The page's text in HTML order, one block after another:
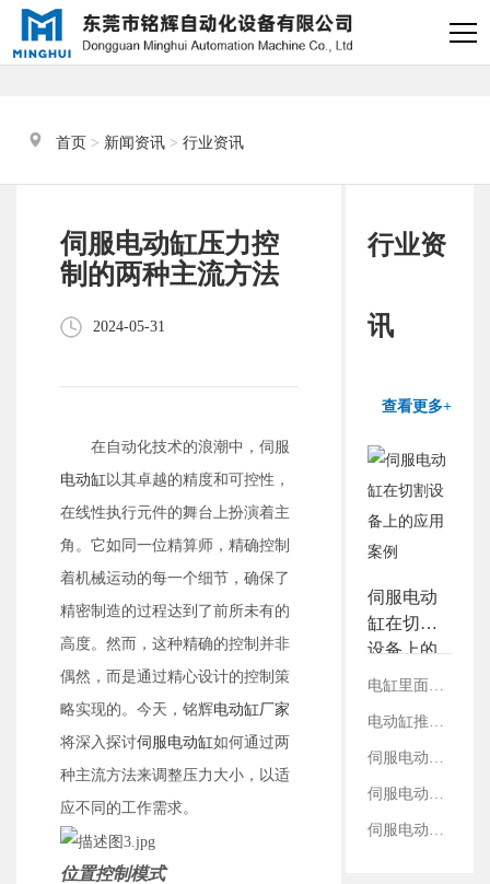
首页 > 新闻资讯 > 行业资讯
伺服电动缸压力控
制的两种主流方法
2024-05-31
在自动化技术的浪潮中，伺服
电动缸以其卓越的精度和可控性，
在线性执行元件的舞台上扮演着主
角。它如同一位精算师，精确控制
着机械运动的每一个细节，确保了
精密制造的过程达到了前所未有的
高度。然而，这种精确的控制并非
偶然，而是通过精心设计的控制策
略实现的。今天，铭辉电动缸厂家
将深入探讨伺服电动缸如何通过两
种主流方法来调整压力大小，以适
应不同的工作需求。
位置控制模式
行业资
讯
查看更多+
伺服电动
缸在切割
设备上的
应用案例
电缸里面的丝杠是如何固定的？
电动缸推拉转换间隙是什么？如何有效控制
伺服电动缸重复定位精度靠什么支撑？
伺服电动缸选用减速机直齿和斜齿的区别
伺服电动缸前端鱼眼接头的连接与固定方法
您好，我是电缸小助手，很高兴为
您服务
常见问题
器
2.铭辉电动缸型号参数表
料